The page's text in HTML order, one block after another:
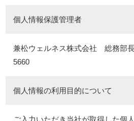
個人情報保護管理者
兼松ウェルネス株式会社 総務
5660
個人情報の利用目的について